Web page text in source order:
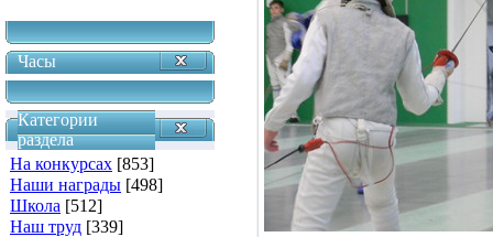
Часы
Категории
раздела
На конкурсах [853]
Наши награды [498]
Школа [512]
Наш труд [339]